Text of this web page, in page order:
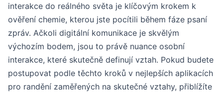
interakce do reálného světa je klíčovým krokem k
ověření chemie, kterou jste pocítili během fáze psaní
zpráv. Ačkoli digitální komunikace je skvělým
výchozím bodem, jsou to právě nuance osobní
interakce, které skutečně definují vztah. Pokud budete
postupovat podle těchto kroků v nejlepších aplikacích
pro randění zaměřených na skutečné vztahy, přiblížíte